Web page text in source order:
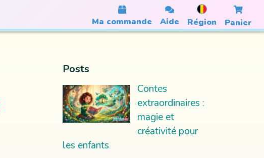
Ma commande Aide Région Panier
Posts
Contes
extraordinaires :
magie et
créativité pour
les enfants